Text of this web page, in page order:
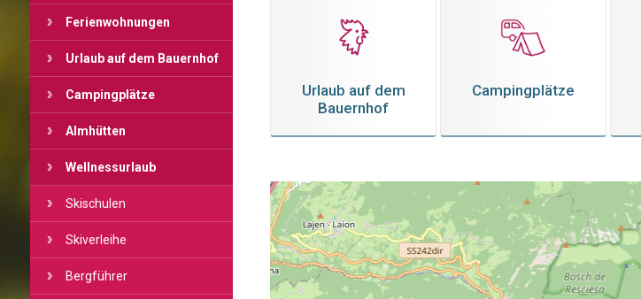
Ferienwohnungen
Urlaub auf dem Bauernhof
Campingplätze
Almhütten
Wellnessurlaub
Skischulen
Skiverleihe
Bergführer
Urlaub auf dem
Bauernhof
Campingplätze